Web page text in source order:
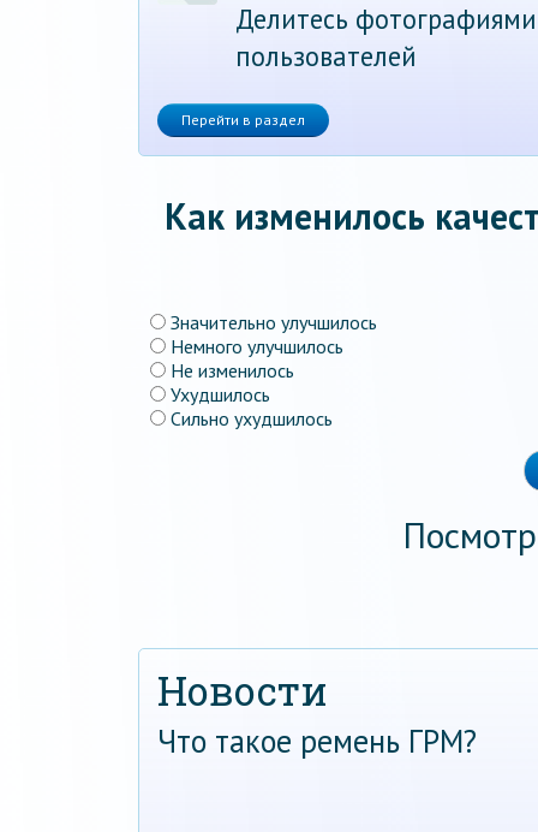
Делитесь
пользователей
Перейти в раздел
Как изменилось
Значительно улучшилось
Немного улучшилось
Не изменилось
Ухудшилось
Сильно ухудшилось
Новости
Что такое ремень ГРМ?